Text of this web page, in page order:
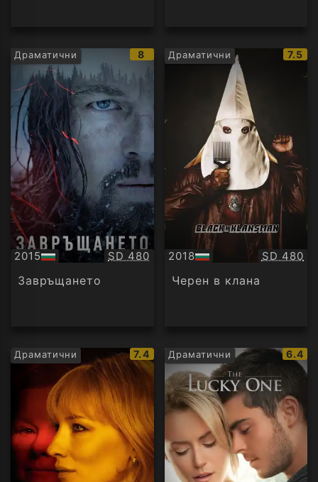
Драматични
IMDb
рейтинг:
8
2015
БГ
аудио
Качество:
SD 480
Завръщането
Драматични
IMDb
7.5
2018
БГ
аудио
SD 480
Черен в клана
Драматични
IMDb
рейтинг:
7.4 Драматични
IMDb
6.4